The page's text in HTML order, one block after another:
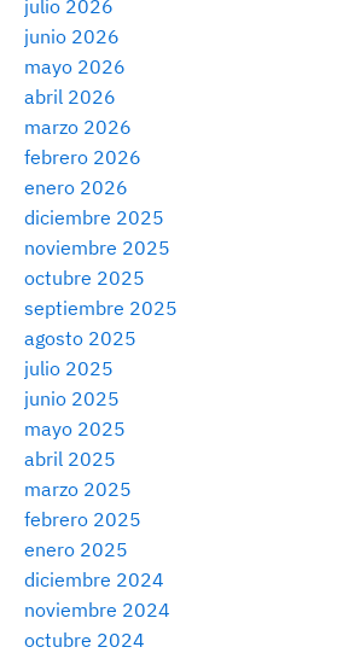
julio 2026
junio 2026
mayo 2026
abril 2026
marzo 2026
febrero 2026
enero 2026
diciembre 2025
noviembre 2025
octubre 2025
septiembre 2025
agosto 2025
julio 2025
junio 2025
mayo 2025
abril 2025
marzo 2025
febrero 2025
enero 2025
diciembre 2024
noviembre 2024
octubre 2024